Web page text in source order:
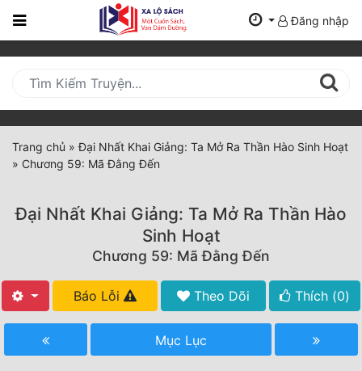
Trang
Mới
Cập
Nhật
(current)
Thể Loại
Truyện Mới Ra
Hoàn Thành
Đăng nhập
Trang chủ »Đại Nhất Khai Giảng: Ta Mở Ra Thần Hào Sinh Hoạt
» Chương 59: Mã Đằng Đến
Đại Nhất Khai Giảng: Ta Mở Ra Thần Hào
Sinh Hoạt
Chương 59: Mã Đằng Đến
Báo Lỗi Theo Dõi Thích (0)
Mục Lục